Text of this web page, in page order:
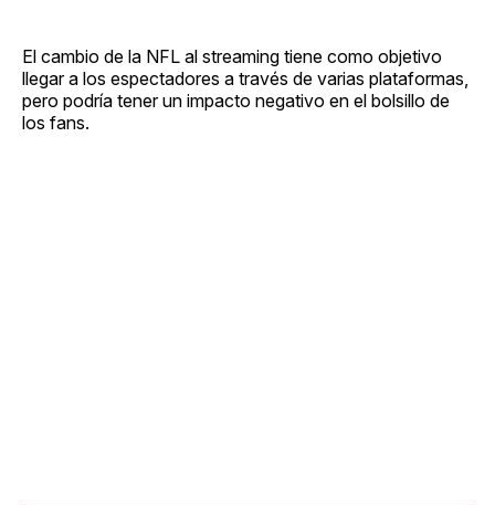
El cambio de la NFL al streaming tiene como objetivo
llegar a los espectadores a través de varias plataformas,
pero podría tener un impacto negativo en el bolsillo de
los fans.